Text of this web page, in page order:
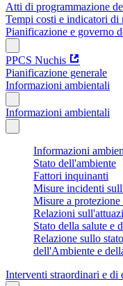
Atti di programmazione
Tempi costi e indicatori di
Pianificazione e governo
PPCS Nuchis
Pianificazione generale
Informazioni ambientali
Informazioni ambientali
Informazioni
Stato dell'ambiente
Fattori inquinanti
Misure incidenti
Misure a
Relazioni
Stato della salute e
Relazione sullo
dell'Ambiente e
Interventi straordinari e di